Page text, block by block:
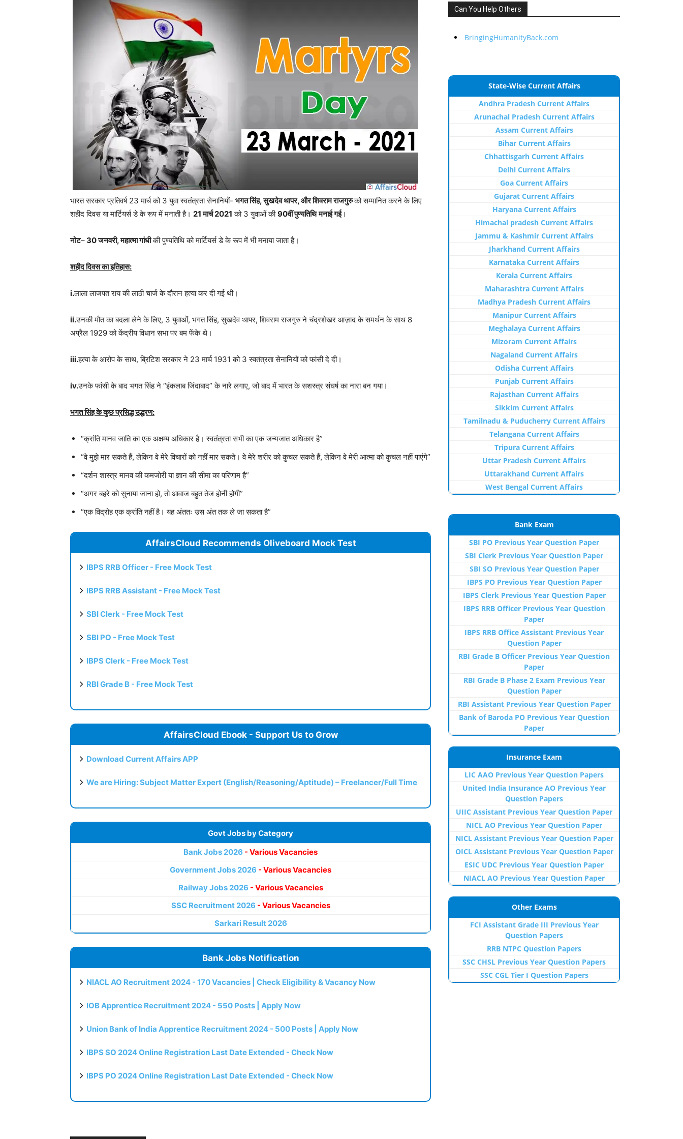
भारत सरकार प्रतिवर्ष 23 मार्च को 3 युवा स्वतंत्रता सेनानियों- भगत सिंह, सुखदेव थापर, और शिवराम राजगुरुको सम्मानित करने के लिए
शहीद दिवस या मार्टियर्स डे के रूप में मनाती है। 21 मार्च 2021 को 3 युवाओं की90वीं पुण्यतिथि मनाई गई।
नोट– 30 जनवरी, महात्मा गांधीकी पुण्यतिथि को मार्टियर्स डे के रूप में भी मनाया जाता है।
शहीद दिवस का इतिहास:
i.लाला लाजपत राय की लाठी चार्ज के दौरान हत्या कर दी गई थी।
ii.उनकी मौत का बदला लेने के लिए, 3 युवाओं, भगत सिंह, सुखदेव थापर, शिवराम राजगुरु ने चंद्रशेखर आज़ाद के समर्थन के साथ 8
अप्रैल 1929 को केंद्रीय विधान सभा पर बम फेंके थे।
iii.हत्या के आरोप के साथ, ब्रिटिश सरकार ने 23 मार्च 1931 को 3 स्वतंत्रता सेनानियों को फांसी दे दी।
iv.उनके फांसी के बाद भगत सिंह ने “इंकलाब जिंदाबाद” के नारे लगाए, जो बाद में भारत के सशस्त्र संघर्ष का नारा बन गया।
भगत सिंह के कुछ प्रसिद्ध उद्धरण:
“क्रांति मानव जाति का एक अक्षम्य अधिकार है। स्वतंत्रता सभी का एक जन्मजात अधिकार है”
“वे मुझे मार सकते हैं, लेकिन वे मेरे विचारों को नहीं मार सकते। वे मेरे शरीर को कुचल सकते हैं, लेकिन वे मेरी आत्मा को कुचल नहीं पाएंगे”
“दर्शन शास्त्र मानव की कमजोरी या ज्ञान की सीमा का परिणाम है”
“अगर बहरे को सुनाया जाना हो, तो आवाज बहुत तेज होनी होगी”
“एक विद्रोह एक क्रांति नहीं है। यह अंततः उस अंत तक ले जा सकता है”
AffairsCloud Recommends Oliveboard Mock Test
IBPS RRB Officer - Free Mock Test
IBPS RRB Assistant - Free Mock Test
SBI Clerk - Free Mock Test
SBI PO - Free Mock Test
IBPS Clerk - Free Mock Test
RBI Grade B - Free Mock Test
AffairsCloud Ebook - Support Us to Grow
Download Current Affairs APP
We are Hiring: Subject Matter Expert (English/Reasoning/Aptitude) – Freelancer/Full Time
Govt Jobs by Category
Bank Jobs 2026 - Various Vacancies
Government Jobs 2026 - Various Vacancies
Railway Jobs 2026 - Various Vacancies
SSC Recruitment 2026 - Various Vacancies
Sarkari Result 2026
Bank Jobs Notification
NIACL AO Recruitment 2024 - 170 Vacancies | Check Eligibility & Vacancy Now
IOB Apprentice Recruitment 2024 - 550 Posts | Apply Now
Union Bank of India Apprentice Recruitment 2024 - 500 Posts | Apply Now
IBPS SO 2024 Online Registration Last Date Extended - Check Now
IBPS PO 2024 Online Registration Last Date Extended - Check Now
Can You Help Others
BringingHumanityBack.com
State-Wise Current Affairs
Andhra Pradesh Current Affairs
Arunachal Pradesh Current Affairs
Assam Current Affairs
Bihar Current Affairs
Chhattisgarh Current Affairs
Delhi Current Affairs
Goa Current Affairs
Gujarat Current Affairs
Haryana Current Affairs
Himachal pradesh Current Affairs
Jammu & Kashmir Current Affairs
Jharkhand Current Affairs
Karnataka Current Affairs
Kerala Current Affairs
Maharashtra Current Affairs
Madhya Pradesh Current Affairs
Manipur Current Affairs
Meghalaya Current Affairs
Mizoram Current Affairs
Nagaland Current Affairs
Odisha Current Affairs
Punjab Current Affairs
Rajasthan Current Affairs
Sikkim Current Affairs
Tamilnadu & Puducherry Current Affairs
Telangana Current Affairs
Tripura Current Affairs
Uttar Pradesh Current Affairs
Uttarakhand Current Affairs
West Bengal Current Affairs
Bank Exam
SBI PO Previous Year Question Paper
SBI Clerk Previous Year Question Paper
SBI SO Previous Year Question Paper
IBPS PO Previous Year Question Paper
IBPS Clerk Previous Year Question Paper
IBPS RRB Officer Previous Year Question
Paper
IBPS RRB Office Assistant Previous Year
Question Paper
RBI Grade B Officer Previous Year Question
Paper
RBI Grade B Phase 2 Exam Previous Year
Question Paper
RBI Assistant Previous Year Question Paper
Bank of Baroda PO Previous Year Question
Paper
Insurance Exam
LIC AAO Previous Year Question Papers
United India Insurance AO Previous Year
Question Papers
UIIC Assistant Previous Year Question Paper
NICL AO Previous Year Question Paper
NICL Assistant Previous Year Question Paper
OICL Assistant Previous Year Question Paper
ESIC UDC Previous Year Question Paper
NIACL AO Previous Year Question Paper
Other Exams
FCI Assistant Grade III Previous Year
Question Papers
RRB NTPC Question Papers
SSC CHSL Previous Year Question Papers
SSC CGL Tier I Question Papers